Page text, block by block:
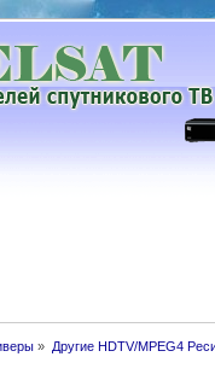
» Другие HDTV/MPEG4